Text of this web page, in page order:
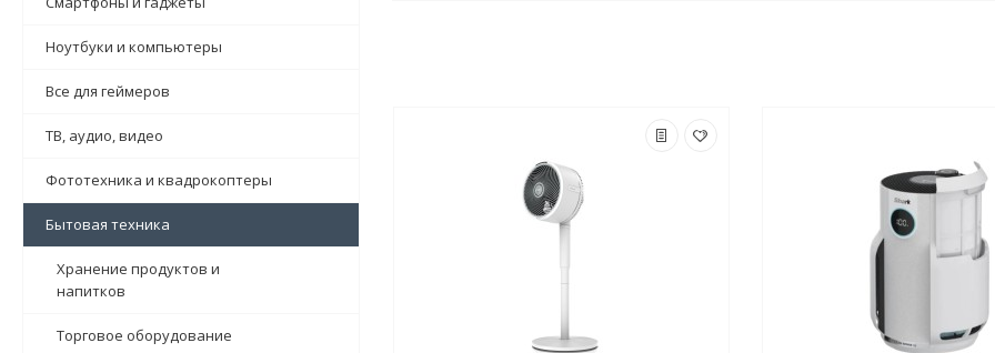
Ноутбуки и компьютеры
Все для геймеров
ТВ, аудио, видео
Фототехника и квадрокоптеры
Бытовая техника
Хранение продуктов и
напитков
Торговое оборудование